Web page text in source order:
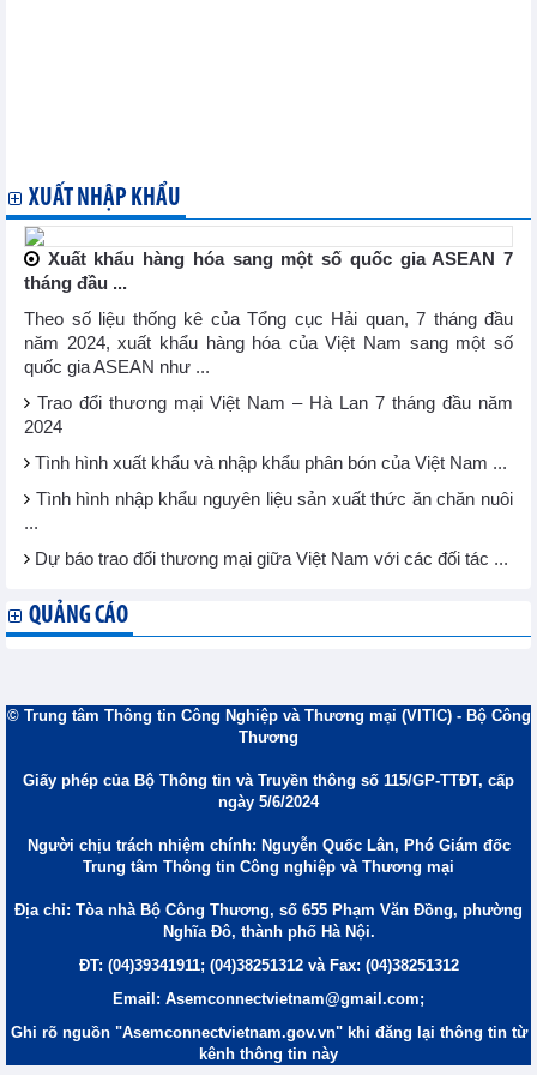
XUẤT NHẬP KHẨU
Xuất khẩu hàng hóa sang một số quốc gia ASEAN 7
tháng đầu ...
Theo số liệu thống kê của Tổng cục Hải quan, 7 tháng đầu
năm 2024, xuất khẩu hàng hóa của Việt Nam sang một số
quốc gia ASEAN như ...
Trao đổi thương mại Việt Nam – Hà Lan 7 tháng đầu năm
2024
Tình hình xuất khẩu và nhập khẩu phân bón của Việt Nam ...
Tình hình nhập khẩu nguyên liệu sản xuất thức ăn chăn nuôi
...
Dự báo trao đổi thương mại giữa Việt Nam với các đối tác ...
QUẢNG CÁO
© Trung tâm Thông tin Công Nghiệp và Thương mại (VITIC) - Bộ Công
Thương
Giấy phép của Bộ Thông tin và Truyền thông số 115/GP-TTĐT, cấp
ngày 5/6/2024
Người chịu trách nhiệm chính: Nguyễn Quốc Lân, Phó Giám đốc
Trung tâm Thông tin Công nghiệp và Thương mại
Địa chỉ: Tòa nhà Bộ Công Thương, số 655 Phạm Văn Đồng, phường
Nghĩa Đô, thành phố Hà Nội.
ĐT: (04)39341911; (04)38251312 và Fax: (04)38251312
Email: Asemconnectvietnam@gmail.com;
Ghi rõ nguồn "Asemconnectvietnam.gov.vn" khi đăng lại thông tin từ
kênh thông tin này